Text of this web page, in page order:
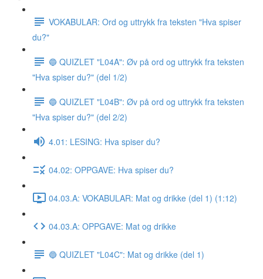
VOKABULAR: Ord og uttrykk fra teksten "Hva spiser
du?"
🔵 QUIZLET "L04A": Øv på ord og uttrykk fra teksten
"Hva spiser du?" (del 1/2)
🔵 QUIZLET "L04B": Øv på ord og uttrykk fra teksten
"Hva spiser du?" (del 2/2)
4.01: LESING: Hva spiser du?
04.02: OPPGAVE: Hva spiser du?
04.03.A: VOKABULAR: Mat og drikke (del 1) (1:12)
04.03.A: OPPGAVE: Mat og drikke
🔵 QUIZLET "L04C": Mat og drikke (del 1)